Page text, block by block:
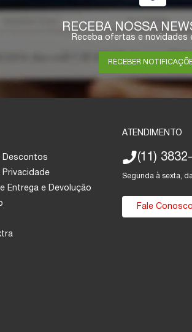
RECEBA NOSSA
Receba ofertas e novidades
RECEBER
Descontos
Privacidade
Entrega e Devolução
ATENDIMENTO
(11)
Segunda à sexta,
Fale Conosco